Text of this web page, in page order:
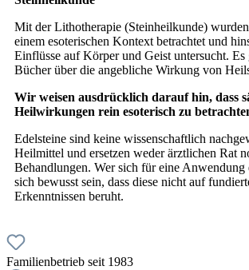
Mit der Lithotherapie (Steinheilkunde)
einem esoterischen Kontext betrachtet und
Einflüsse auf Körper und Geist untersucht. Es
Bücher über die angebliche Wirkung von
Wir weisen ausdrücklich darauf hin, dass
Heilwirkungen rein esoterisch zu
Edelsteine sind keine wissenschaftlich
Heilmittel und ersetzen weder ärztlichen Rat
Behandlungen. Wer sich für eine Anwendung
sich bewusst sein, dass diese nicht auf
Erkenntnissen beruht.
Familienbetrieb seit 1983